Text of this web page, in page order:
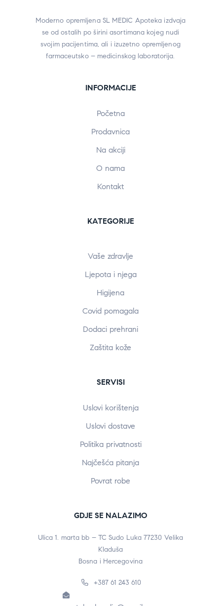
Moderno opremljena SL MEDIC Apoteka izdvaja
se od ostalih po širini asortimana kojeg nudi
svojim pacijentima, ali i izuzetno opremljenog
farmaceutsko – medicinskog laboratorija.
INFORMACIJE
Početna
Prodavnica
Na akciji
O nama
Kontakt
KATEGORIJE
Vaše zdravlje
Ljepota i njega
Higijena
Covid pomagala
Dodaci prehrani
Zaštita kože
SERVISI
Uslovi korištenja
Uslovi dostave
Politika privatnosti
Najčešća pitanja
Povrat robe
GDJE SE NALAZIMO
Ulica 1. marta bb – TC Sudo Luka 77230 Velika
Kladuša
Bosna i Hercegovina
+387 61 243 610